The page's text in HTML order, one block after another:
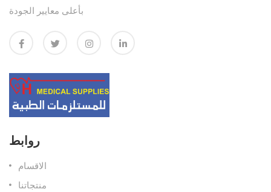
بأعلى معايير الجودة
روابط
الاقسام
منتجاتنا